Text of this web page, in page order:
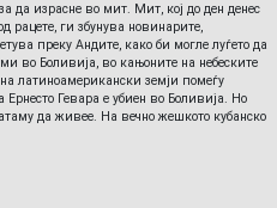
да израсне во мит. Мит, кој до ден денес
рацете, ги збунува новинарите,
преку Андите, како би могле луѓето да
во Боливија, во кањоните на небеските
латиноамерикански земји помеѓу
Гевара е убиен во Боливија. Но
да живее. На вечно жешкото кубанско